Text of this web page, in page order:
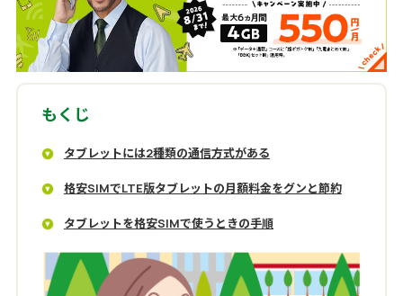
もくじ
タブレットには2種類の通信方式がある
格安SIMでLTE版タブレットの月額料金をグンと節約
タブレットを格安SIMで使うときの手順